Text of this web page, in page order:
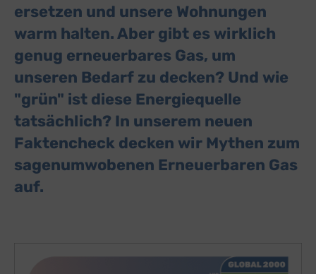
ersetzen und unsere Wohnungen
warm halten. Aber gibt es wirklich
genug erneuerbares Gas, um
unseren Bedarf zu decken? Und wie
"grün" ist diese Energiequelle
tatsächlich? In unserem neuen
Faktencheck decken wir Mythen zum
sagenumwobenen Erneuerbaren Gas
auf.